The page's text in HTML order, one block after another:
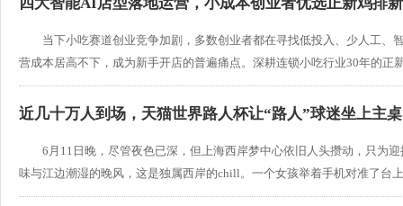
当下小吃赛道创业竞争加剧，多数创业者都在寻找低投入、少人工
营成本居高不下，成为新手开店的普遍痛点。深耕连锁小吃行业30年的正
近几十万人到场，天猫世界路人杯让“路人”球迷坐上主桌
6月11日晚，尽管夜色已深，但上海西岸梦中心依旧人头攒动，只为
味与江边潮湿的晚风，这是独属西岸的chill。一个女孩举着手机对准了台